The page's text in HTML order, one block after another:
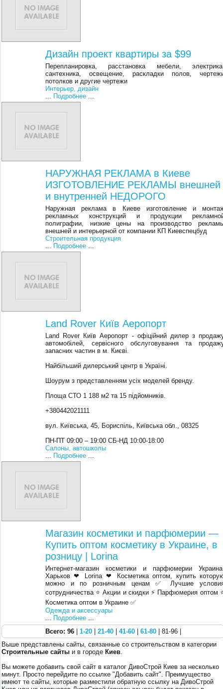
Дизайн проект квартиры за $99
Перепланировка, расстановка мебели,
сантехника, освещение, раскладки полов,
потолков и другие чертежи
Интерьер, дизайн
Подробнее
НАРУЖНАЯ РЕКЛАМА в Киеве
ИЗГОТОВЛЕНИЕ РЕКЛАМЫ внешней
и внутренней НЕДОРОГО
Наружная реклама в Киеве изготовление и
рекламных конструкций и продукции
полиграфии, низкие цены на производство
внешней и интерьерной от компании КП Киевспецбуд
Строительная продукция
... Подробнее ...
Land Rover Київ Аеропорт
Land Rover Київ Аеропорт - офіційний дилер з
автомобілей, сервісного обслуговування та
запасних частин в м. Києві.
Найбільший дилерський центр в Україні.
Шоурум з представленням усіх моделей бренду.
Площа СТО 1 188 м2 та 15 підйомників.
+380442021111
вул. Київська, 45, Бориспіль, Київська обл., 08325
ПН-ПТ 09:00 – 19:00 СБ-НД 10:00-18:00
Салоны, автошколы
Подробнее
Магазин косметики и парфюмерии —
Купить оптом косметику в Украине, в
розницу | Lorina
Интернет-магазин косметики и парфюмерии
Харьков ❤ Lorina ❤ Косметика оптом, купить
можно и по розничным ценам ✅ Лучшие
сотрудничества ⭐ Акции и скидки ⚡ Парфюмерия оптом
Косметика оптом в Украине ✅
Одежда и аксессуары
Подробнее
Всего: 96| 1-20| 21-40| 41-60| 61-80| 81-96 |
Выше представлены сайты, связанные со строительством в категории
Строительные сайты и в городе Киев
Вы можете добавить свой сайт в каталог ДивоСтрой Киев за несколько
минут. Просто перейдите по ссылке "Добавить сайт". Преимущество
имеют те сайты, которые разместили обратную ссылку на ДивоСтрой